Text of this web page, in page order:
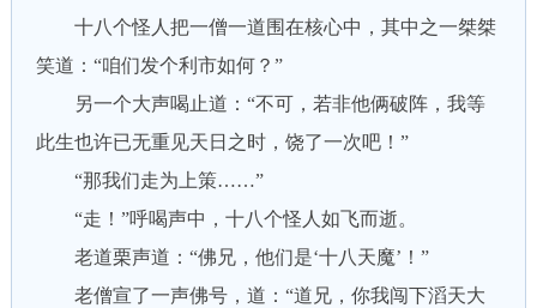
十八个怪人把一僧一道围在核心中，其中之一桀桀
笑道：“咱们发个利市如何？”
另一个大声喝止道：“不可，若非他俩破阵，我等
此生也许已无重见天日之时，饶了一次吧！”
“那我们走为上策……”
“走！”呼喝声中，十八个怪人如飞而逝。
老道栗声道：“佛兄，他们是‘十八天魔’！”
老僧宣了一声佛号，道：“道兄，你我闯下滔天大